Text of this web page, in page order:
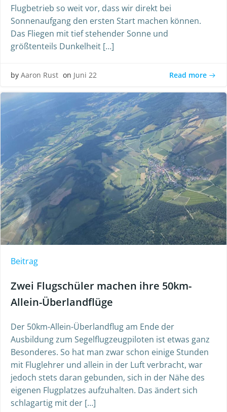
Flugbetrieb so weit vor, dass wir direkt bei
Sonnenaufgang den ersten Start machen können.
Das Fliegen mit tief stehender Sonne und
größtenteils Dunkelheit […]
by Aaron Rust on Juni 22 Read more
Beitrag
Zwei Flugschüler machen ihre 50km-
Allein-Überlandflüge
Der 50km-Allein-Überlandflug am Ende der
Ausbildung zum Segelflugzeugpiloten ist etwas ganz
Besonderes. So hat man zwar schon einige Stunden
mit Fluglehrer und allein in der Luft verbracht, war
jedoch stets daran gebunden, sich in der Nähe des
eigenen Flugplatzes aufzuhalten. Das ändert sich
schlagartig mit der […]